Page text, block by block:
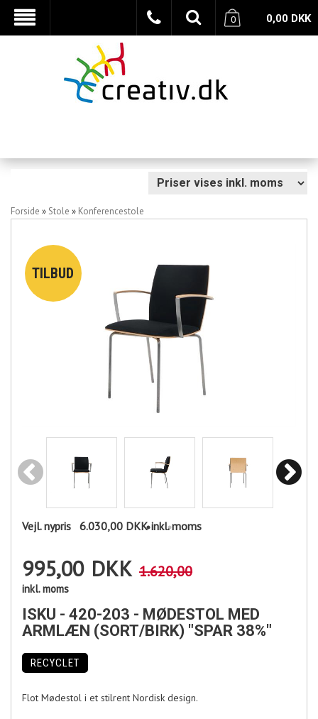
0,00 DKK
0
Forside » Stole » Konferencestole
Vejl. nypris 6.030,00 DKK inkl. moms
995,00 DKK 1.620,00
inkl. moms
ISKU - 420-203 - MØDESTOL MED
ARMLÆN (SORT/BIRK) "SPAR 38%"
RECYCLET
Flot Mødestol i et stilrent Nordisk design.